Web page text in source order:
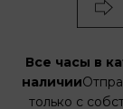
Все часы в
наличии
только с